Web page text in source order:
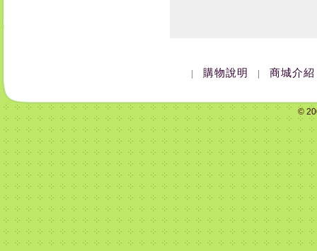
購物說明 商城介紹
©